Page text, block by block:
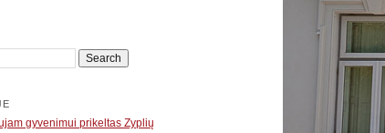
gyvenimui prikeltas Zyplių